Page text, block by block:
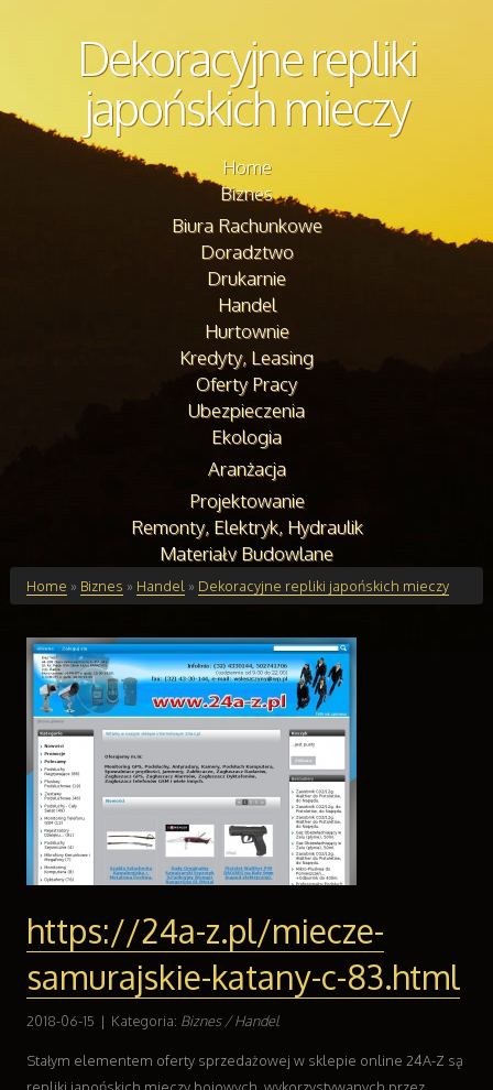
Dekoracyjne repliki
japońskich mieczy
Home
Biznes
Biura Rachunkowe
Doradztwo
Drukarnie
Handel
Hurtownie
Kredyty, Leasing
Oferty Pracy
Ubezpieczenia
Ekologia
Aranżacja
Projektowanie
Remonty, Elektryk, Hydraulik
Materiały Budowlane
Budynki
Klimatyzacja i Wentylacja
Nieruchomości, Działki
Domy, Mieszkania
Edukacja
Placówki Edukacyjne
Kursy Językowe
Konferencje, Sale Szkoleniowe
Kursy i Szkolenia
Tłumaczenia
Biżuteria
Dla Dzieci
Meble
Odzież
Home » Biznes » Handel » Dekoracyjne repliki japońskich mieczy
https://24a-z.pl/miecze-
samurajskie-katany-c-83.html
2018-06-15 | Kategoria: Biznes / Handel
Stałym elementem oferty sprzedażowej w sklepie online 24A-Z są